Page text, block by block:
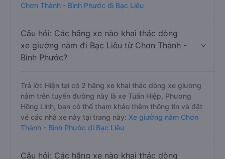
Chơn Thành - Bình Phước đi Bạc Liêu
Câu hỏi: Các hãng xe nào khai thác dòng
xe giường nằm đi Bạc Liêu từ Chơn Thành -
Bình Phước?
Trả lời: Hiện tại có 2 hãng xe khai thác dòng xe giường
nằm trên tuyến đường này là xe Tuấn Hiệp, Phương
Hồng Linh, bạn có thể tham khảo thêm thông tin và đặt
vé các nhà xe này tại trang này: Xe giường nằm Chơn
Thành - Bình Phước đi Bạc Liêu
Câu hỏi: Các hãng xe nào khai thác dòng